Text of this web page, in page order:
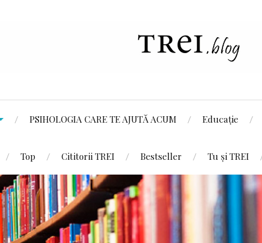
PSIHOLOGIA CARE TE AJUTĂ ACUM Educație
Top Cititorii TREI Bestseller Tu și TREI